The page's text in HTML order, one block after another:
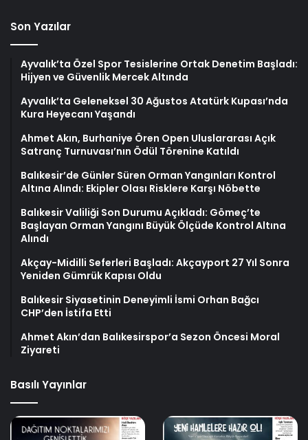
Son Yazılar
Ayvalık’ta Özel Spor Tesislerine Ortak Denetim Başladı:
Hijyen ve Güvenlik Mercek Altında
Ayvalık’ta Geleneksel 30 Ağustos Atatürk Kupası’nda
Kura Heyecanı Yaşandı
Ahmet Akın, Burhaniye Ören Open Uluslararası Açık
Satranç Turnuvası’nın Ödül Törenine Katıldı
Balıkesir’de Günler Süren Orman Yangınları Kontrol
Altına Alındı: Ekipler Olası Risklere Karşı Nöbette
Balıkesir Valiliği Son Durumu Açıkladı: Gömeç’te
Başlayan Orman Yangını Büyük Ölçüde Kontrol Altına
Alındı
Akçay-Midilli Seferleri Başladı: Akçayport 27 Yıl Sonra
Yeniden Gümrük Kapısı Oldu
Balıkesir Siyasetinin Deneyimli İsmi Orhan Bağcı
CHP’den İstifa Etti
Ahmet Akın’dan Balıkesirspor’a Sezon Öncesi Moral
Ziyareti
Basılı Yayınlar